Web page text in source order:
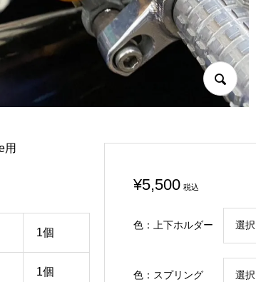
用
1個
1個
¥5,500 税込
色：上下ホルダー
色：スプリング